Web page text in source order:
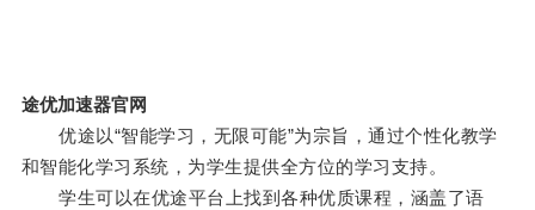
途优加速器官网
优途以“智能学习，无限可能”为宗旨，通过个性化教学
和智能化学习系统，为学生提供全方位的学习支持。
学生可以在优途平台上找到各种优质课程，涵盖了语